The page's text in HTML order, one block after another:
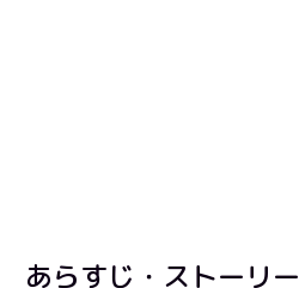
あらすじ・ストーリー